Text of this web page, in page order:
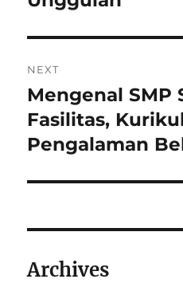
NEXT
Next
post:
Mengenal SMP
Fasilitas,
Pengalaman
Archives